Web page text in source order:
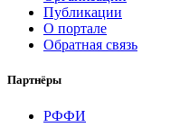
Публикации
О портале
Обратная связь
Партнёры
РФФИ